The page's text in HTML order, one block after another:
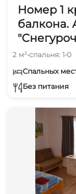
Номер 1
балкона.
2 м²•спальня: 1•0
Спальных
Без питания